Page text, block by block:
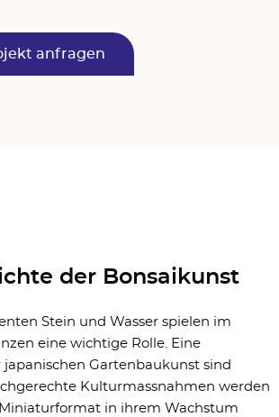
anfragen
der Bonsaikunst
Stein und Wasser spielen im
eine wichtige Rolle. Eine
japanischen Gartenbaukunst sind
Kulturmassnahmen werden
in ihrem Wachstum